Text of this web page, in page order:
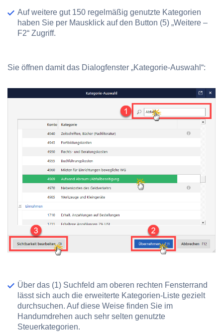
Auf weitere gut 150 regelmäßig genutzte Kategorien
haben Sie per Mausklick auf den Button (5) „Weitere –
F2“ Zugriff.
Sie öffnen damit das Dialogfenster „Kategorie-Auswahl“:
Über das (1) Suchfeld am oberen rechten Fensterrand
lässt sich auch die erweiterte Kategorien-Liste gezielt
durchsuchen. Auf diese Weise finden Sie im
Handumdrehen auch sehr selten genutzte
Steuerkategorien.